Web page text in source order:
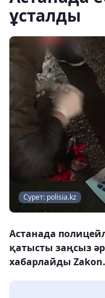
ұсталды
Сурет: polisia.kz
Астанада
қатысты заңсыз
хабарлайды